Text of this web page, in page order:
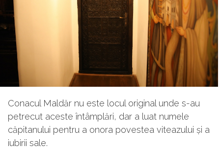
Conacul Maldăr nu este locul original unde s-au
petrecut aceste întâmplări, dar a luat numele
căpitanului pentru a onora povestea viteazului și a
iubirii sale.